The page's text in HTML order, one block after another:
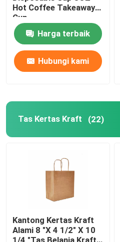
film perekat pvc
Kertas Lilin Tahan Panas
Hot Coffee Takeaway
Cup
Harga terbaik
Hubungi kami
Tas Kertas Kraft (22)
Kantong Kertas Kraft
Alami 8 "X 4 1/2" X 10
1/4 "Tas Belanja Kraft